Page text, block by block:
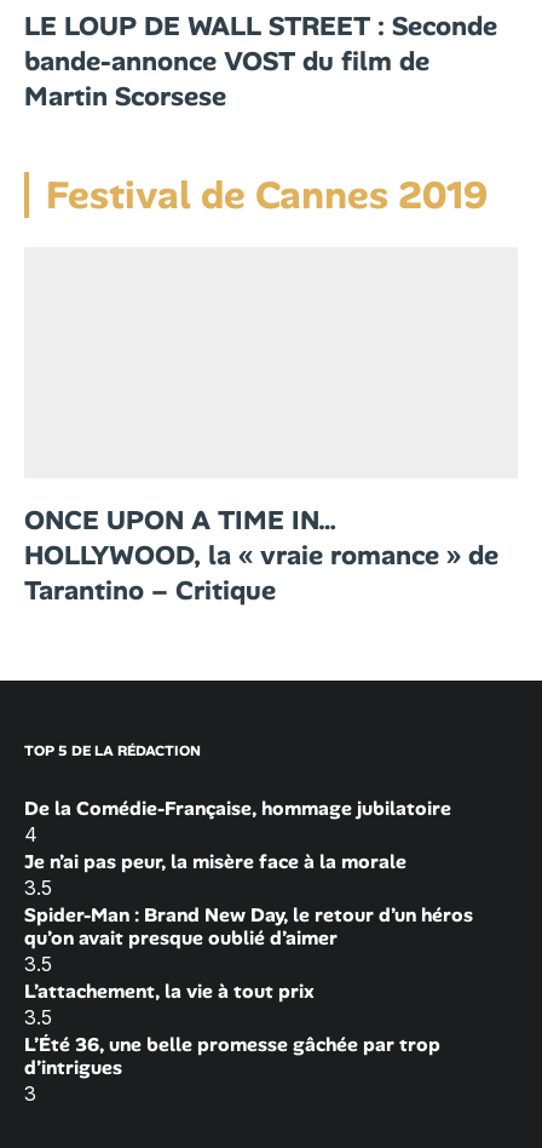
LE LOUP DE WALL STREET : Seconde
bande-annonce VOST du film de
Martin Scorsese
Festival de Cannes 2019
ONCE UPON A TIME IN…
HOLLYWOOD, la « vraie romance » de
Tarantino – Critique
TOP 5 DE LA RÉDACTION
De la Comédie-Française, hommage jubilatoire
4
Je n’ai pas peur, la misère face à la morale
3.5
Spider-Man : Brand New Day, le retour d’un héros
qu’on avait presque oublié d’aimer
3.5
L’attachement, la vie à tout prix
3.5
L’Été 36, une belle promesse gâchée par trop
d’intrigues
3